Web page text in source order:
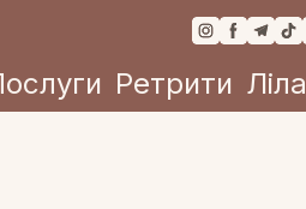
Ретрити Ліла